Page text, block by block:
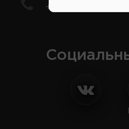
+7(978) 206-